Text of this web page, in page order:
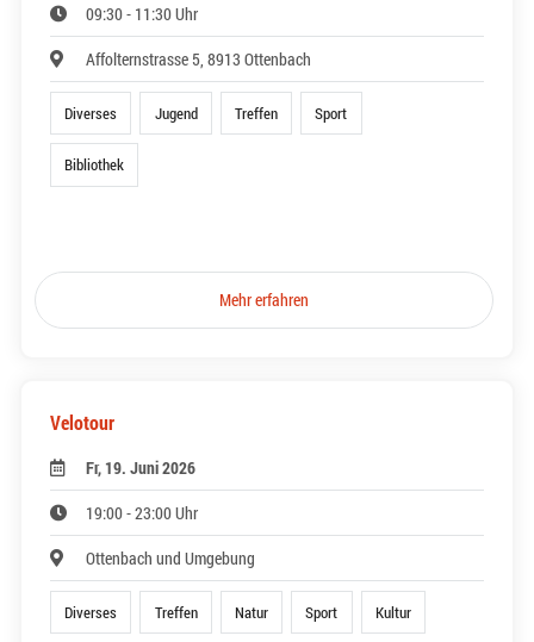
09:30 - 11:30 Uhr
Affolternstrasse 5, 8913 Ottenbach
Diverses Jugend Treffen Sport
Bibliothek
Mehr erfahren
Velotour
Fr, 19. Juni 2026
19:00 - 23:00 Uhr
Ottenbach und Umgebung
Diverses Treffen Natur Sport Kultur